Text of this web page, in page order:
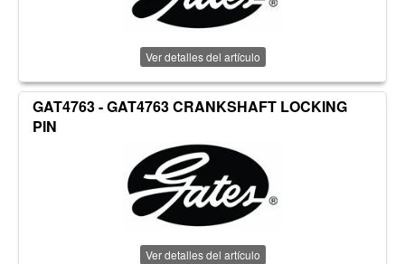
Ver detalles del artículo
GAT4763 - GAT4763 CRANKSHAFT LOCKING
PIN
Ver detalles del artículo